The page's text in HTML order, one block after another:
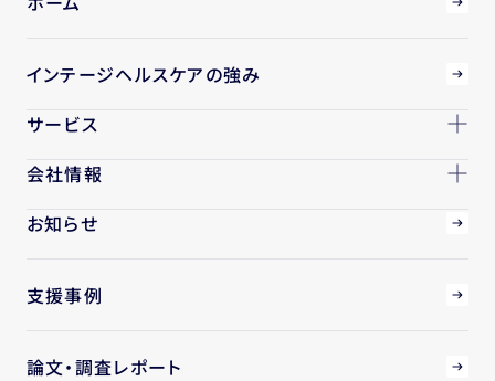
インテージヘルスケアの強み
サービス
会社情報
お知らせ
支援事例
論文・調査レポート